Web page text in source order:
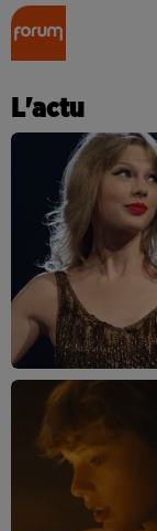
L'actu